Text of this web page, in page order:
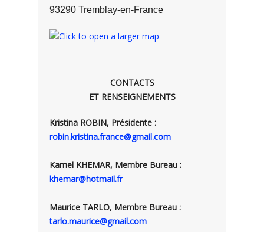
93290 Tremblay-en-France
CONTACTS
ET RENSEIGNEMENTS
Kristina ROBIN, Présidente :
robin.kristina.france@gmail.com
Kamel KHEMAR, Membre Bureau :
khemar@hotmail.fr
Maurice TARLO, Membre Bureau :
tarlo.maurice@gmail.com